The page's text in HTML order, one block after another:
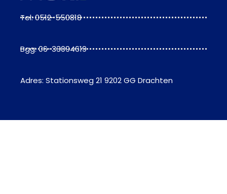
Tel: 0512-550818
Bgg: 06-33094619
Adres: Stationsweg 21 9202 GG Drachten